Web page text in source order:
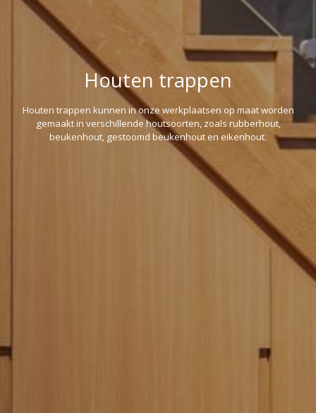
Houten trappen
Houten trappen kunnen in onze werkplaatsen op maat worden
gemaakt in verschillende houtsoorten, zoals rubberhout,
beukenhout, gestoomd beukenhout en eikenhout.